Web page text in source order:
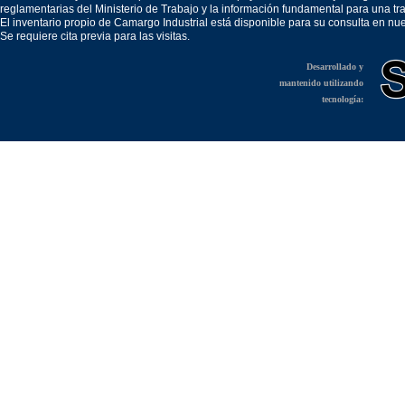
reglamentarias del Ministerio de Trabajo y la información fundamental para una
El inventario propio de Camargo Industrial está disponible para su consulta en
Se requiere cita previa para las visitas.
Desarrollado y
mantenido utilizando
tecnología: